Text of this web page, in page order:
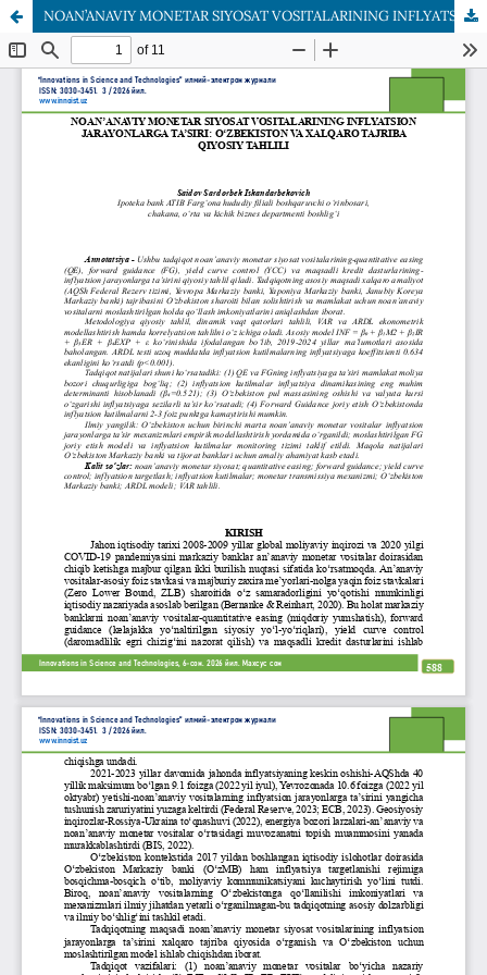
NOAN’ANAVIY MONETAR SIYOSAT VOSITALARINING INFLYATSION JARAYONLARGA TA’SIRI: O‘ZBEKISTON VA XALQARO TAJRIBA QIYOSIY TAHLILI